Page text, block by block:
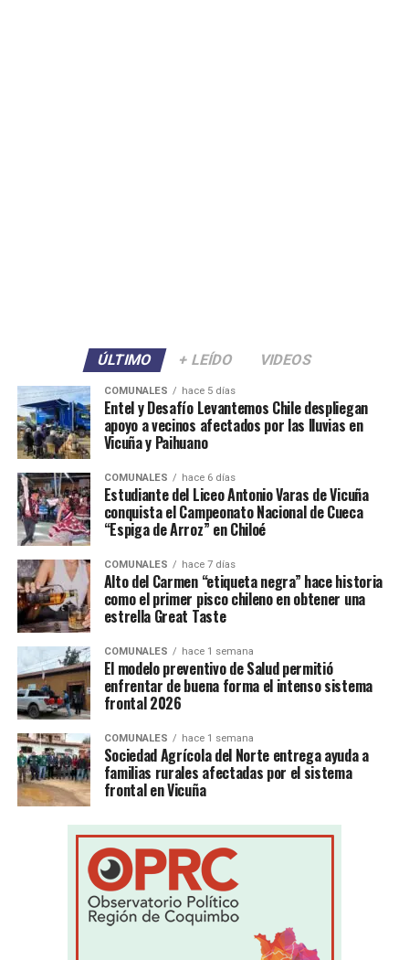
ÚLTIMO + LEÍDO VIDEOS
COMUNALES hace 5 días
Entel y Desafío Levantemos Chile despliegan
apoyo a vecinos afectados por las lluvias en
Vicuña y Paihuano
COMUNALES hace 6 días
Estudiante del Liceo Antonio Varas de Vicuña
conquista el Campeonato Nacional de Cueca
“Espiga de Arroz” en Chiloé
COMUNALES hace 7 días
Alto del Carmen “etiqueta negra” hace historia
como el primer pisco chileno en obtener una
estrella Great Taste
COMUNALES hace 1 semana
El modelo preventivo de Salud permitió
enfrentar de buena forma el intenso sistema
frontal 2026
COMUNALES hace 1 semana
Sociedad Agrícola del Norte entrega ayuda a
familias rurales afectadas por el sistema
frontal en Vicuña